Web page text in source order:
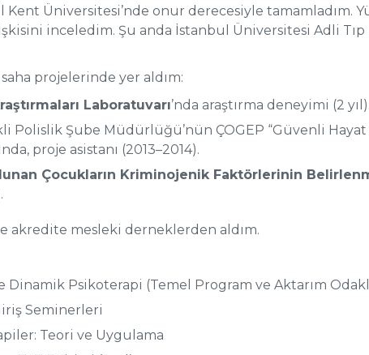
Üniversitesi’nde onur derecesiyle tamamladım.
inceledim. Şu anda İstanbul Üniversitesi Adli Tıp
projelerinde yer aldım:
Laboratuvarı’nda araştırma deneyimi (2 yıl).
Polislik Şube Müdürlüğü’nün ÇOGEP “Güvenli
proje asistanı (2013–2014).
Çocukların Kriminojenik Faktörlerinin
akredite mesleki derneklerden aldım.
Psikoterapi (Temel Program ve Aktarım
Seminerleri
Teori ve Uygulama